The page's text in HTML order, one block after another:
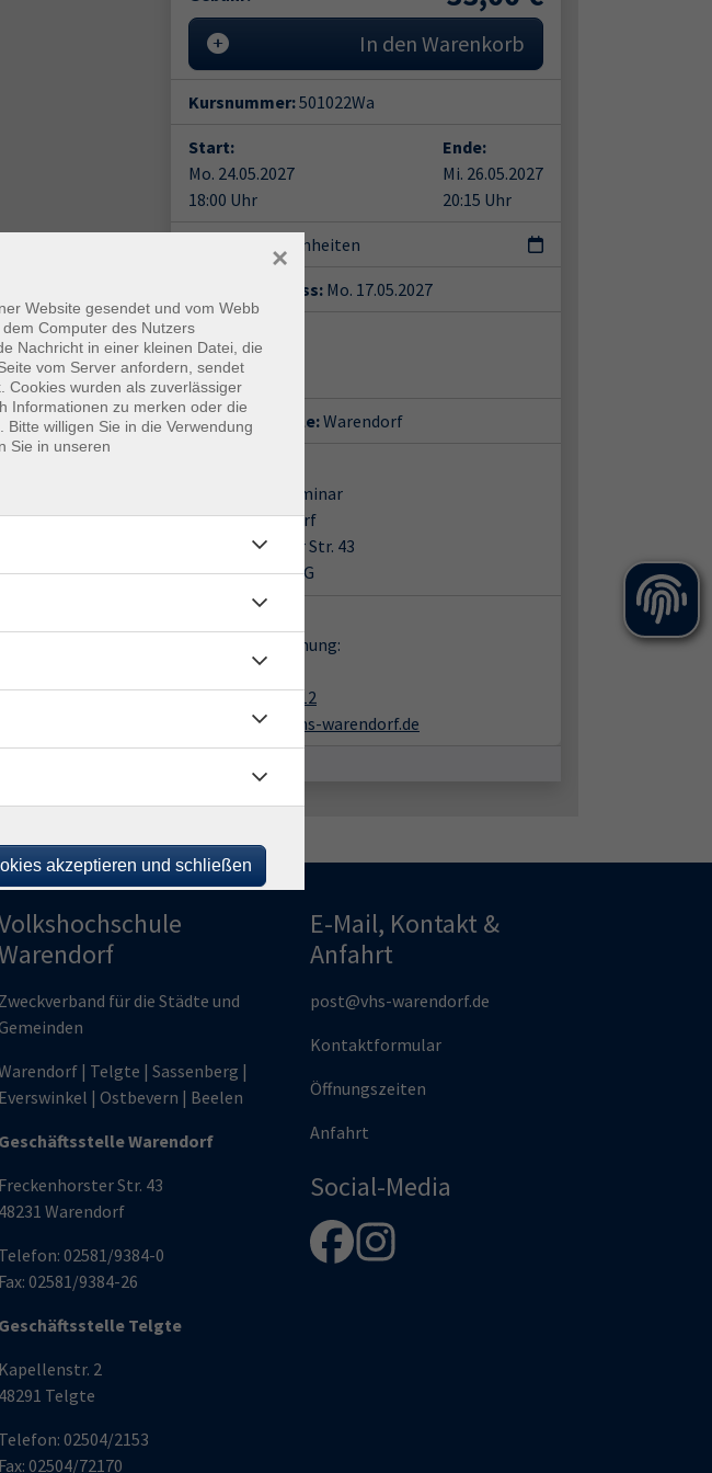
In den Warenkorb
Kursnummer:501022Wa
Start:
Mo. 24.05.2027
18:00 Uhr
Ende:
Mi. 26.05.2027
20:15 Uhr
6 Unterrichtseinheiten
Anmeldeschluss: Mo. 17.05.2027
Dozent*in:
Anna Grove
Geschäftsstelle:Warendorf
Altes Lehrerseminar
48231 Warendorf
Freckenhorster Str. 43
Raum 210 / 2. OG
Fragen zur Buchung:
Frank Büning
02581-938412
buening@vhs-warendorf.de
Zweckverband für die Städte und
| Telgte | Sassenberg |
Everswinkel | Ostbevern | Beelen
Geschäftsstelle Warendorf
Freckenhorster Str. 43
48231 Warendorf
Telefon: 02581/9384-0
Fax: 02581/9384-26
Geschäftsstelle Telgte
Kapellenstr. 2
48291 Telgte
Telefon: 02504/2153
Fax: 02504/72170
E-Mail, Kontakt &
Anfahrt
post@vhs-warendorf.de
Kontaktformular
Öffnungszeiten
Anfahrt
Social-Media
Website gesendet und vom Webb
Computer des Nutzers
Nachricht in einer kleinen Datei, die
vom Server anfordern, sendet
Cookies wurden als zuverlässiger
Informationen zu merken oder die
willigen Sie in die Verwendung
Sie in unseren
×
akzeptieren und schließen